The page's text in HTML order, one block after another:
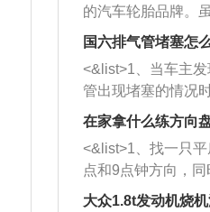
的汽车轮胎品牌。
牌，但是中高低端
也是为了更好的开
国六排气管堵塞怎
<&list>1、当车主
管出现堵塞的情况
者是细棍，直接将
堵塞情况比较严重
施。 <&list>2、直
杂物推到排气管里
三元催化器拆解开
在家拿什么练方向
<&list>1、找一只
点和9点钟方向，
方向做一个标记。
大众1.8t发动机烧